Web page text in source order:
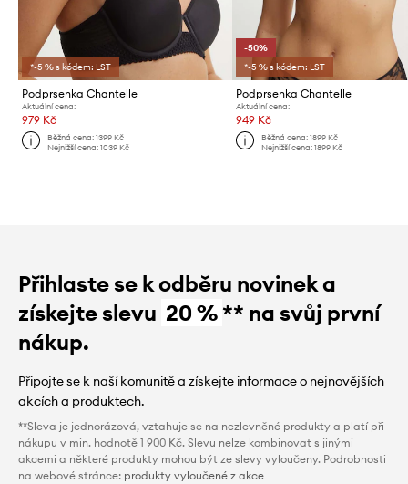
*-5 % s kódem: LST
Podprsenka Chantelle
Aktuální cena:
979 Kč
Běžná cena:1399 Kč
Nejnižší cena:1039 Kč
-50%
*-5 % s kódem: LST
Podprsenka Chantelle
Aktuální cena:
949 Kč
Běžná cena: 1899 Kč
Nejnižší cena: 1899 Kč
Přihlaste se k odběru novinek a
získejte slevu 20 %** na svůj první
nákup.
Připojte se k naší komunitě a získejte informace o nejnovějších
akcích a produktech.
**Sleva je jednorázová, vztahuje se na nezlevněné produkty a platí při
nákupu v min. hodnotě 1 900 Kč. Slevu nelze kombinovat s jinými
akcemi a některé produkty mohou být ze slevy vyloučeny. Podrobnosti
na webové stránce: produkty vyloučené z akce